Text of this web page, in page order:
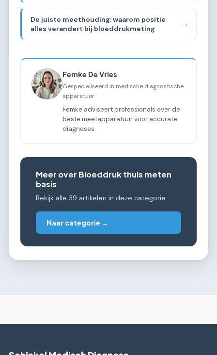
De juiste meethouding: waarom positie
alles verandert bij bloeddrukmeting
→
Femke De Vries
Gespecialiseerd in medische diagnostische
apparatuur
Femke adviseert professionals over de
beste meetapparatuur voor accurate
diagnoses.
Meer over Bloeddruk thuis meten
basis
Bekijk alle 39 artikelen in deze categorie.
Naar categorie →